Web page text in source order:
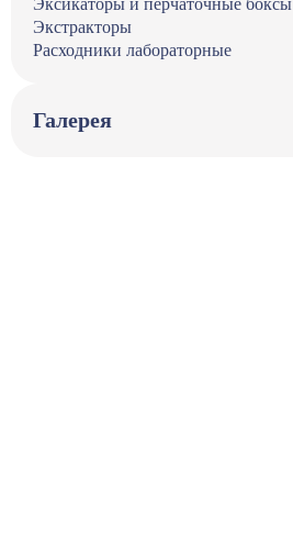
Эксикаторы и перчаточные боксы
Экстракторы
Расходники лабораторные
Галерея